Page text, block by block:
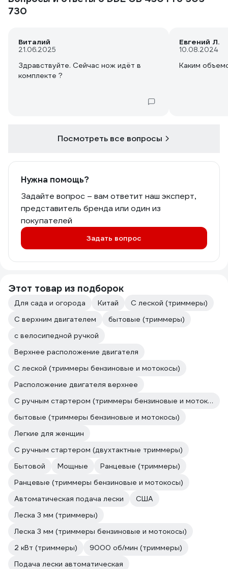
730
Виталий
21.06.2025
Здравствуйте. Сейчас нож идёт в
комплекте ?
Евгений Л.
10.08.2024
Каким
Посмотреть все вопросы
Нужна помощь?
Задайте вопрос – вам ответит наш эксперт,
представитель бренда или один из
покупателей
Задать вопрос
Этот товар из подборок
Для сада и огорода Китай
С леской (триммеры)
С верхним двигателем
бытовые (триммеры)
с велосипедной ручкой
Верхнее расположение двигателя
С леской (триммеры бензиновые и мотокосы)
Расположение двигателя верхнее
С ручным стартером (триммеры бензиновые и мотокосы)
бытовые (триммеры бензиновые и мотокосы)
Легкие для женщин
С ручным стартером (двухтактные триммеры)
Бытовой
Мощные
Ранцевые (триммеры)
Ранцевые (триммеры бензиновые и мотокосы)
Автоматическая подача лески
США
Леска 3 мм (триммеры)
Леска 3 мм (триммеры бензиновые и мотокосы)
2 кВт (триммеры)
9000 об/мин (триммеры)
Подача лески автоматическая